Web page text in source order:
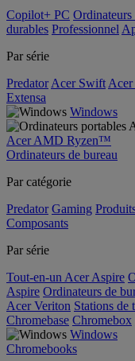
Copilot+ PC
durables Professionnel
Par série
Predator Acer Swift Acer
Extensa
Windows
Acer AMD Ryzen™
Ordinateurs de bureau
Par catégorie
Predator Gaming
Composants
Par série
Tout-en-un Acer Aspire
Aspire Ordinateurs de
Acer Veriton Stations de
Chromebase Chromebox
Windows
Chromebooks